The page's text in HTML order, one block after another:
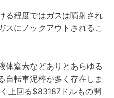
る程度ではガスは噴射され
スにノックアウトされるこ
体窒素などありとあらゆる
自転車泥棒が多く存在しま
上回る$83187ドルもの開